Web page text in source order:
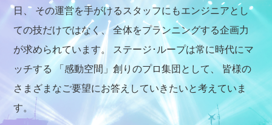
【終了】2/11（水・祝）「浜松・磐田・湖西就職フェ
ア」に参加します
2025.03.24 お知らせ
健康経営優良法人2025（中小規模法人部門）に認定さ
れました
日、 その運営を手がけるスタッフにもエンジニアとし
ての技だけではなく、全体をプランニングする企画力
が求められています。
ステージ･ループは常に時代にマ
ッチする
「感動空間」創りのプロ集団として、 皆様の
さまざまなご要望にお答えしていきたいと考えていま
す。